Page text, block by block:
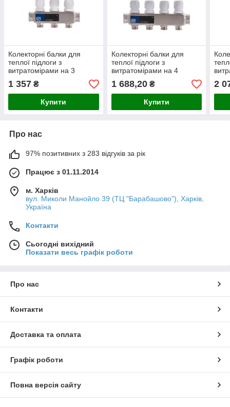
Колекторні балки для
теплої підлоги з
витратомірами на 3
(нержавіюча сталь)
1 357 ₴
Купити
Колекторні балки для
теплої підлоги з
витратомірами на 4
(нержавіюча сталь)
1 688,20₴
Купити
2
Про нас
97% позитивних з 283 відгуків за рік
Працює з 01.11.2014
м. Харків
вул. Миколи Манойло 39 (ТЦ "Барабашово"), Харків,
Україна
Контакти
Сьогодні вихідний
Показати весь графік роботи
Про нас
Контакти
Доставка та оплата
Графік роботи
Повна версія сайту